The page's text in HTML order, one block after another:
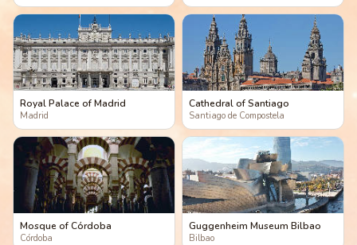
Royal Palace of Madrid
Madrid
Cathedral of Santiago
Santiago de Compostela
Mosque of Córdoba
Córdoba
Guggenheim Museum Bilbao
Bilbao